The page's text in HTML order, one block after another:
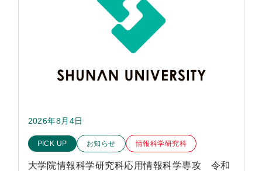
2026年8月4日
このお知らせのカテゴリー
PICK UP お知らせ 情報科学研究科
大学院情報科学研究科応用情報科学専攻 令和